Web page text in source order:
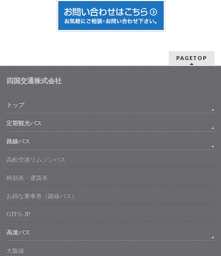
PAGETOP
四国交通株式会社
トップ
定期観光バス
路線バス
高松空港リムジンバス
時刻表・運賃表
お得な乗車券（路線バス）
GTFS-JP
高速バス
大阪線